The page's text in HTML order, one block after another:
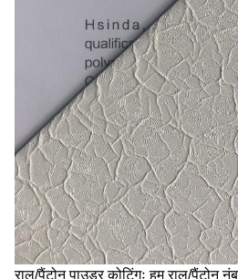
राल/पैंटोन पाउडर कोटिंगः हम राल/पैंटोन